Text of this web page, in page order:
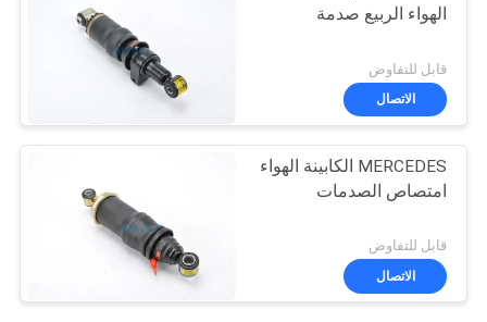
الهواء الربيع صدمة
قابل للتفاوض
الاتصال
MERCEDES الكابينة الهواء
امتصاص الصدمات
قابل للتفاوض
الاتصال